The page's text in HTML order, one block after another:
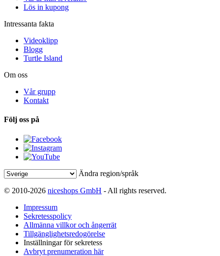
Lös in kupong
Intressanta fakta
Videoklipp
Blogg
Turtle Island
Om oss
Vår grupp
Kontakt
Följ oss på
Ändra region/språk
© 2010-2026 niceshops GmbH - All rights reserved.
Impressum
Sekretesspolicy
Allmänna villkor och ångerrät
Tillgänglighetsredogörelse
Inställningar för sekretess
Avbryt prenumeration här